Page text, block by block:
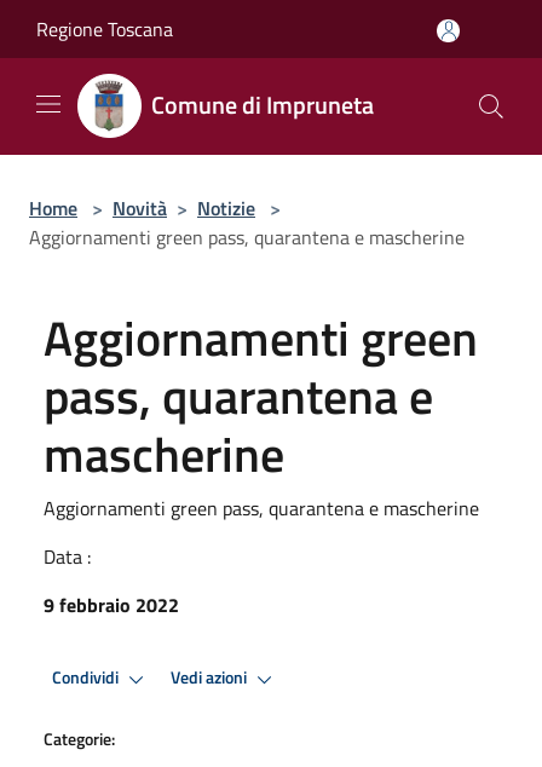
Regione Toscana
Comune di Impruneta
Home > Novità > Notizie >
Aggiornamenti green pass, quarantena e mascherine
Aggiornamenti green
pass, quarantena e
mascherine
Aggiornamenti green pass, quarantena e mascherine
Data :
9 febbraio 2022
Condividi Vedi azioni
Categorie: